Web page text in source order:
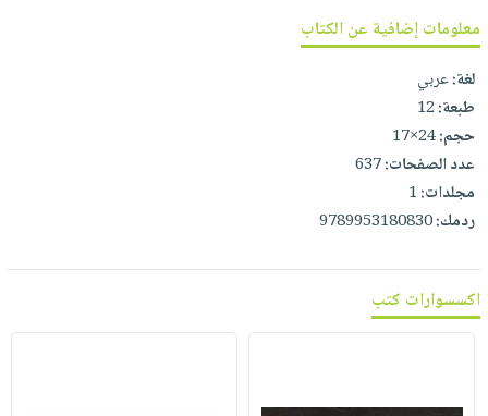
انشر
تواصل
معنا
معلومات إضافية عن الكتاب
لغة:عربي
طبعة:12
حجم:24×17
عدد الصفحات:637
مجلدات:1
ردمك:9789953180830
اكسسوارات كتب